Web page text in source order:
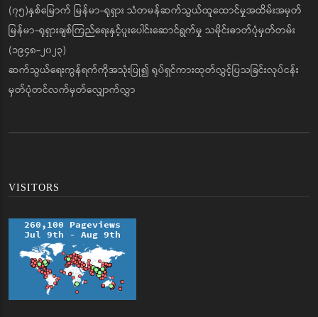
(၇၅)နှစ်မြောက် မြန်မာ-ရုရှား သံတမန်ဆက်သွယ်ထူထောင်မှုအထိမ်းအမှတ်
မြန်မာ-ရုရှားချစ်ကြည်ရေးနှင့်ပူးပေါင်းဆောင်ရွက်မှု သမိုင်းဓာတ်ပုံမှတ်တမ်း
(၁၉၄၈-၂၀၂၃)
ဆက်သွယ်ရေးကွန်ရက်ကိုအသုံးပြု၍ ရုပ်ရှင်ကားထုတ်လွှင့်ပြသခြင်းလုပ်ငန်း
မှတ်ပုံတင်လက်မှတ်လျှောက်လွှာ
VISITORS